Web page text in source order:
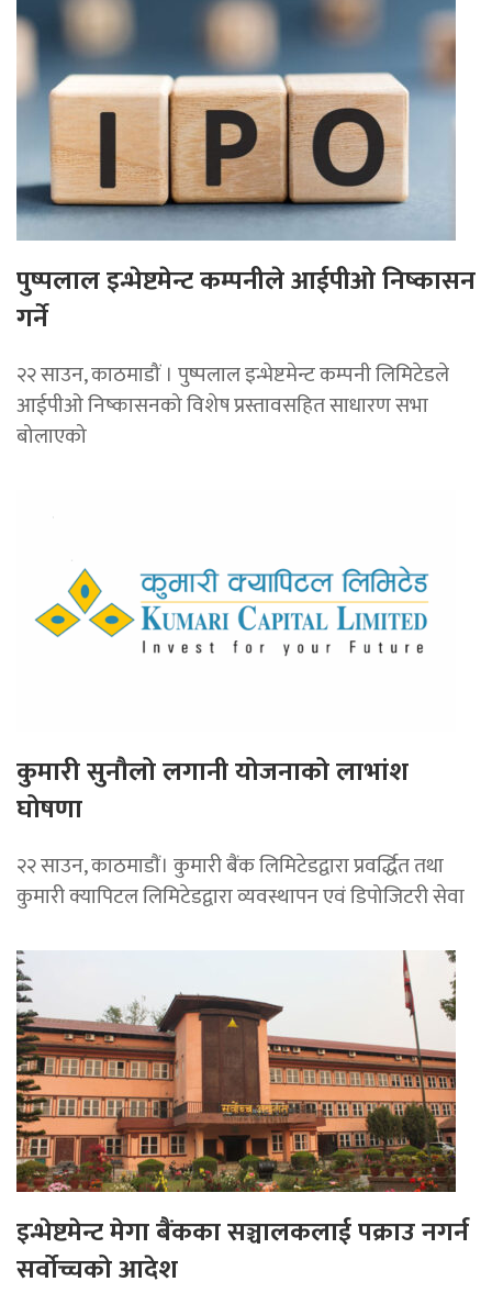
पुष्पलाल इन्भेष्टमेन्ट कम्पनीले आईपीओ निष्कासन
गर्ने
२२ साउन, काठमाडौं । पुष्पलाल इन्भेष्टमेन्ट कम्पनी लिमिटेडले
आईपीओ निष्कासनको विशेष प्रस्तावसहित साधारण सभा
बोलाएको
कुमारी सुनौलो लगानी योजनाको लाभांश
घोषणा
२२ साउन, काठमाडाैं। कुमारी बैंक लिमिटेडद्वारा प्रवर्द्धित तथा
कुमारी क्यापिटल लिमिटेडद्वारा व्यवस्थापन एवं डिपोजिटरी सेवा
इन्भेष्टमेन्ट मेगा बैंकका सञ्चालकलाई पक्राउ नगर्न
सर्वोच्चको आदेश